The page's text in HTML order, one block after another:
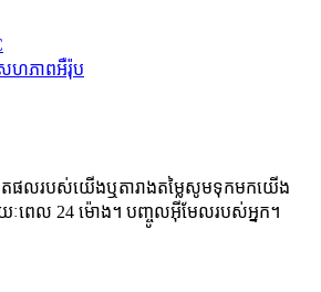
ហភាពអឺរ៉ុប
ផលរបស់យើងឬតារាងតម្លៃសូមទុកមកយើង
ៈពេល 24 ម៉ោង។ បញ្ចូលអ៊ីមែលរបស់អ្នក។